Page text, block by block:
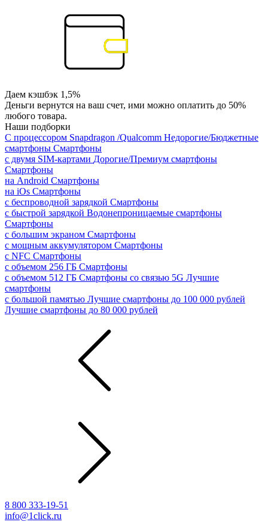
Даем кэшбэк 1,5%
Деньги вернутся на ваш счет, ими можно оплатить до 50%
любого товара.
Наши подборки
С процессором Snapdragon /Qualcomm Недорогие/Бюджетные
смартфоны Смартфоны
с двумя SIM-картами Дорогие/Премиум смартфоны
Смартфоны
на Android Смартфоны
на iOs Смартфоны
с беспроводной зарядкой Смартфоны
с быстрой зарядкой Водонепроницаемые смартфоны
Смартфоны
с большим экраном Смартфоны
с мощным аккумулятором Смартфоны
с NFC Смартфоны
с объемом 256 ГБ Смартфоны
с объемом 512 ГБ Смартфоны со связью 5G Лучшие
смартфоны
с большой памятью Лучшие смартфоны до 100 000 рублей
Лучшие смартфоны до 80 000 рублей
8 800 333-19-51
info@1click.ru